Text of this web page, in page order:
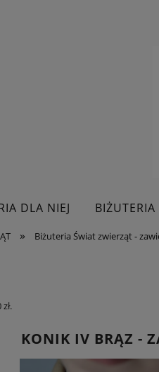
DLA NIEJ
» Biżuteria Świat zwierząt -
KONIK IV BRĄZ -